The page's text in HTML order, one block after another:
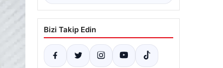
Bizi Takip Edin